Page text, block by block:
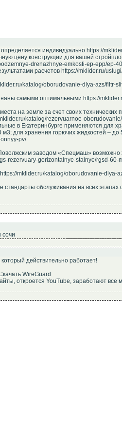
определяется индивидуально https://
цену конструкции для вашей
drenazhnye-emkosti-ep-epp/ep-
расчетов https://mklider.ru/
katalog/oborudovanie-dlya-azs/filtr-
самыми оптимальными https://
на земле за счет своих технических
katalog/rezervuarnoe-
в Екатеринбурге применяются для
для хранения горючих жидкостей –
pv/
заводом «Спецмаш» возможно
rezervuary-gorizontalnye-stalnye/rgsd-60-
mklider.ru/katalog/oborudovanie-dlya-
стандарты обслуживания на всех
сочи
действительно работает!
WireGuard
откроется YouTube, заработают все